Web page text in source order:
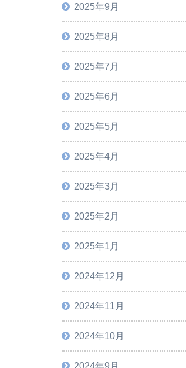
2025年9月
2025年8月
2025年7月
2025年6月
2025年5月
2025年4月
2025年3月
2025年2月
2025年1月
2024年12月
2024年11月
2024年10月
2024年9月